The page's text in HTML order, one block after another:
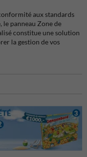
aux standards
panneau Zone de
constitue une solution
la gestion de vos